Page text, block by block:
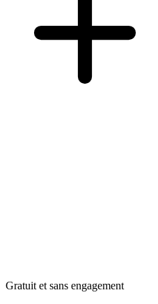
Gratuit et sans engagement